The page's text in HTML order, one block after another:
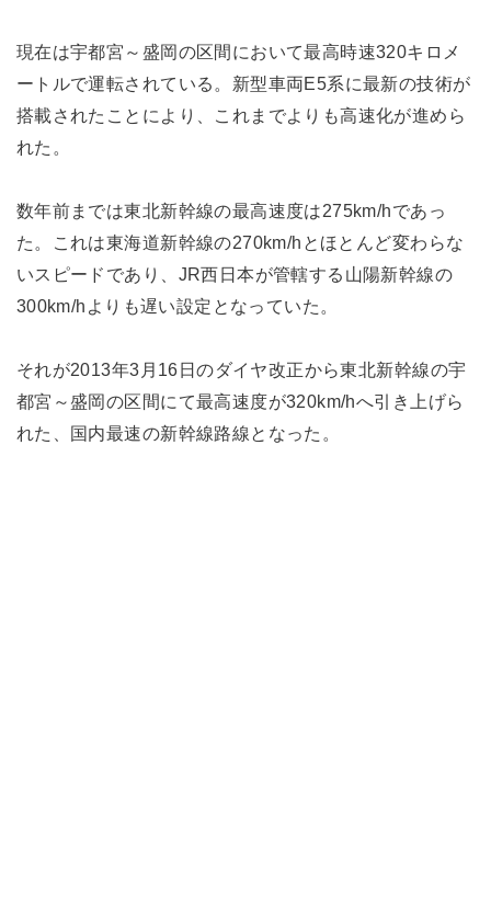
現在は宇都宮～盛岡の区間において最高時速320キロメ
ートルで運転されている。新型車両E5系に最新の技術が
搭載されたことにより、これまでよりも高速化が進めら
れた。
数年前までは東北新幹線の最高速度は275km/hであっ
た。これは東海道新幹線の270km/hとほとんど変わらな
いスピードであり、JR西日本が管轄する山陽新幹線の
300km/hよりも遅い設定となっていた。
それが2013年3月16日のダイヤ改正から東北新幹線の宇
都宮～盛岡の区間にて最高速度が320km/hへ引き上げら
れた、国内最速の新幹線路線となった。